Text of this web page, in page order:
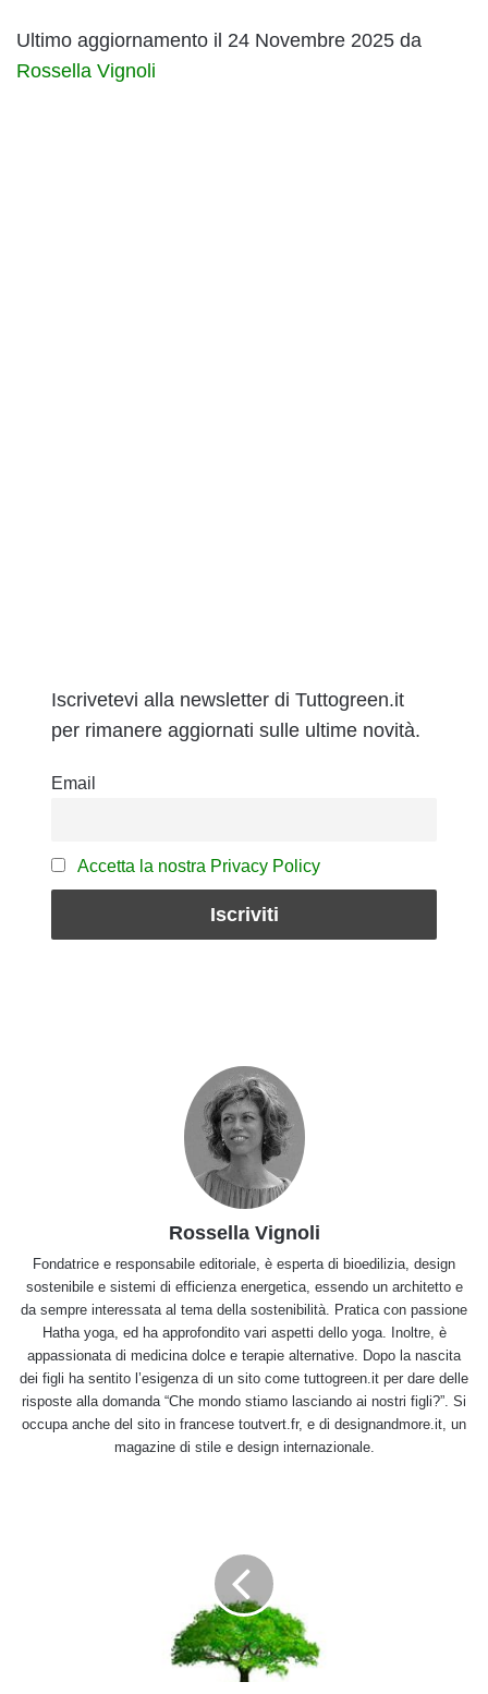
Ultimo aggiornamento il 24 Novembre 2025 da
Rossella Vignoli
Iscrivetevi alla newsletter di Tuttogreen.it
per rimanere aggiornati sulle ultime novità.
Email
Accetta la nostra Privacy Policy
Rossella Vignoli
Fondatrice e responsabile editoriale, è esperta di bioedilizia, design
sostenibile e sistemi di efficienza energetica, essendo un architetto e
da sempre interessata al tema della sostenibilità. Pratica con passione
Hatha yoga, ed ha approfondito vari aspetti dello yoga. Inoltre, è
appassionata di medicina dolce e terapie alternative. Dopo la nascita
dei figli ha sentito l’esigenza di un sito come tuttogreen.it per dare delle
risposte alla domanda “Che mondo stiamo lasciando ai nostri figli?”. Si
occupa anche del sito in francese toutvert.fr, e di designandmore.it, un
magazine di stile e design internazionale.